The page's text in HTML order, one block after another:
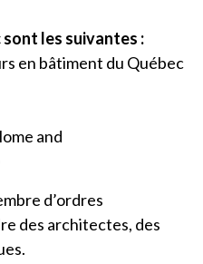
les suivantes :
en bâtiment du Québec
and
d’ordres
des architectes, des